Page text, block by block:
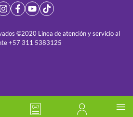
©2020 Linea de atención y servicio al
+57 311 5383125